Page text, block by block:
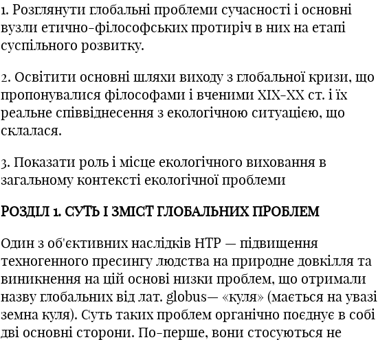
1. Розглянути глобальні проблеми сучасності і основні
вузли етично-філософських протиріч в них на етапі
суспільного розвитку.
2. Освітити основні шляхи виходу з глобальної кризи, що
пропонувалися філософами і вченими XIX-XX ст. і їх
реальне співвіднесення з екологічною ситуацією, що
склалася.
3. Показати роль і місце екологічного виховання в
загальному контексті екологічної проблеми
РОЗДІЛ 1. СУТЬ І ЗМІСТ ГЛОБАЛЬНИХ ПРОБЛЕМ
Один з об'єктивних наслідків НТР — підвищення
техногенного пресингу людства на природне довкілля та
виникнення на цій основі низки проблем, що отримали
назву глобальних від лат. globus— «куля» (мається на увазі
земна куля). Суть таких проблем органічно поєднує в собі
дві основні сторони. По-перше, вони стосуються не